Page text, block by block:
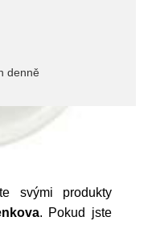
denně
svými produkty
. Pokud jste